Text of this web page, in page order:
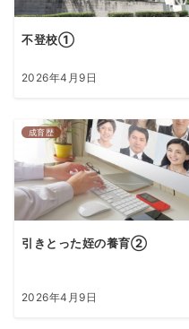
不登校➀
2026年4月9日
成育歴
引きとった姪の養育②
2026年4月9日